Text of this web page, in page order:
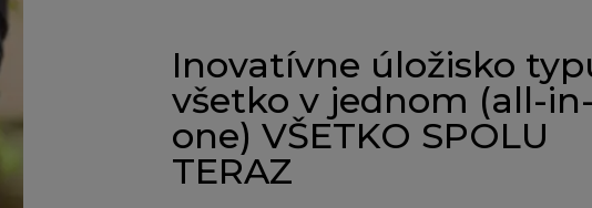
Inovatívne úložisko
všetko v jednom (all-
one) VŠETKO SPOLU
TERAZ